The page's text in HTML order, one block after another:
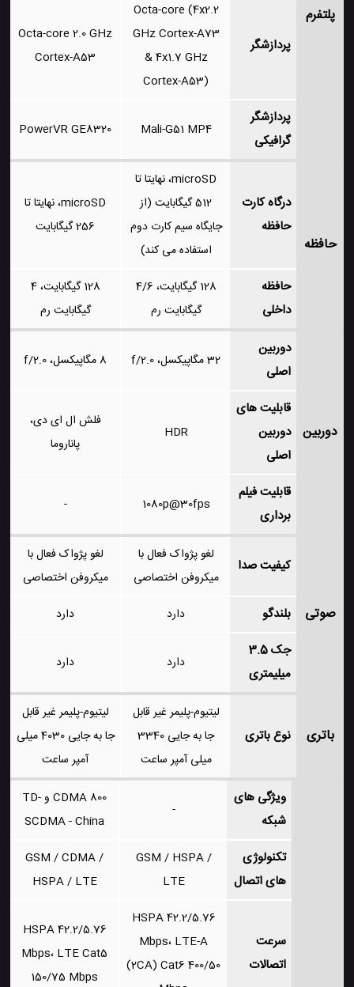
پلتفرم
پردازشگر
Octa-core (4x2.2
GHz Cortex-A73
& 4x1.7 GHz
Cortex-A53)
Octa-core 2.0 GHz
Cortex-A53
پردازشگر
گرافیکی
Mali-G51 MP4
PowerVR GE8320
حافظه
درگاه کارت
حافظه
microSD، نهایتا تا
512 گیگابایت (از
جایگاه سیم کارت دوم
استفاده می کند)
microSD، نهایتا تا
256 گیگابایت
حافظه
داخلی
128 گیگابایت، 4/6
گیگابایت رم
128 گیگابایت، 4
گیگابایت رم
دوربین
دوربین
اصلی
32 مگاپیکسل، f/2.0 8 مگاپیکسل، f/2.0
قابلیت های
دوربین
اصلی
HDR
فلش ال ای دی،
پاناروما
قابلیت فیلم
برداری
1080p@30fps
-
صوتی
کیفیت صدا
لغو پژواک فعال با
میکروفن اختصاصی
لغو پژواک فعال با
میکروفن اختصاصی
بلندگو دارد دارد
جک 3.5
میلیمتری
دارد دارد
باتری نوع باتری
لیتیوم-پلیمر غیر قابل
جا به جایی 3340
میلی آمپر ساعت
لیتیوم-پلیمر غیر قابل
جا به جایی 4030 میلی
آمپر ساعت
ویژگی های
شبکه
-
CDMA 800 و TD-
SCDMA - China
تکنولوژی
های اتصال
GSM / HSPA /
LTE
GSM / CDMA /
HSPA / LTE
سرعت
اتصالات
HSPA 42.2/5.76
Mbps، LTE-A
(2CA) Cat6 400/50
HSPA 42.2/5.76
Mbps، LTE Cat5
150/75 Mbps